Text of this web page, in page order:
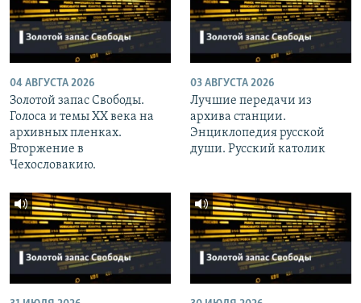
04 АВГУСТА 2026
Золотой запас Свободы.
Голоса и темы XX века на
архивных пленках.
Вторжение в
Чехословакию.
03 АВГУСТА 2026
Лучшие передачи из
архива станции.
Энциклопедия русской
души. Русский католик